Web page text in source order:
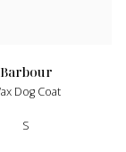
barbour
Wax Dog Coat
S